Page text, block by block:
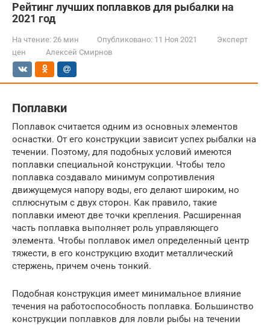
Рейтинг лучших поплавков для рыбалки на
2021 год
На чтение: 26 мин Опубликовано: 11 Ноя 2021
Эксперт
цен
Алексей Смирнов
Поплавки
Поплавок считается одним из основных элементов
оснастки. От его конструкции зависит успех рыбалки на
течении. Поэтому, для подобных условий имеются
поплавки специальной конструкции. Чтобы тело
поплавка создавало минимум сопротивления
движущемуся напору воды, его делают широким, но
сплюснутым с двух сторон. Как правило, такие
поплавки имеют две точки крепления. Расширенная
часть поплавка выполняет роль управляющего
элемента. Чтобы поплавок имел определенный центр
тяжести, в его конструкцию входит металлический
стержень, причем очень тонкий.
Подобная конструкция имеет минимальное влияние
течения на работоспособность поплавка. Большинство
конструкции поплавков для ловли рыбы на течении